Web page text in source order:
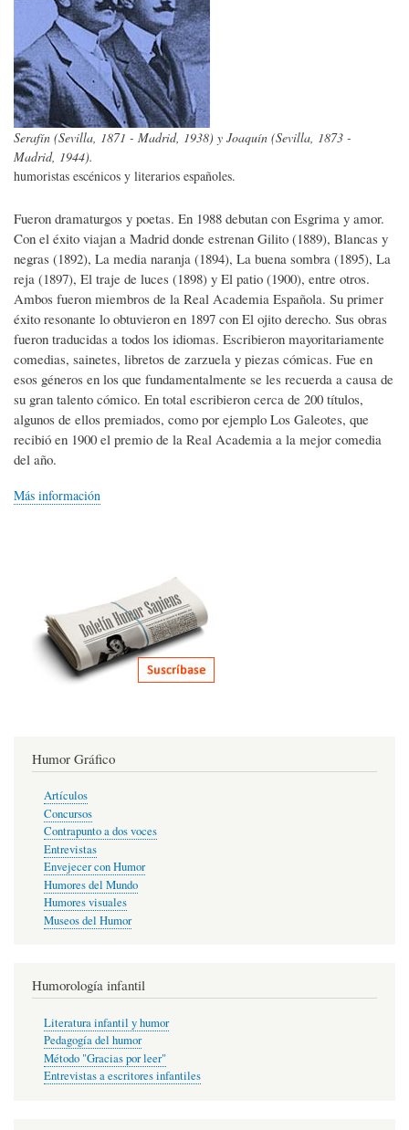
Serafín (Sevilla, 1871 - Madrid, 1938) y Joaquín (Sevilla, 1873 -
Madrid, 1944).
humoristas escénicos y literarios españoles.
Fueron dramaturgos y poetas. En 1988 debutan con Esgrima y amor.
Con el éxito viajan a Madrid donde estrenan Gilito (1889), Blancas y
negras (1892), La media naranja (1894), La buena sombra (1895), La
reja (1897), El traje de luces (1898) y El patio (1900), entre otros.
Ambos fueron miembros de la Real Academia Española. Su primer
éxito resonante lo obtuvieron en 1897 con El ojito derecho. Sus obras
fueron traducidas a todos los idiomas. Escribieron mayoritariamente
comedias, sainetes, libretos de zarzuela y piezas cómicas. Fue en
esos géneros en los que fundamentalmente se les recuerda a causa de
su gran talento cómico. En total escribieron cerca de 200 títulos,
algunos de ellos premiados, como por ejemplo Los Galeotes, que
recibió en 1900 el premio de la Real Academia a la mejor comedia
del año.
Más información
Humor Gráfico
Artículos
Concursos
Contrapunto a dos voces
Entrevistas
Envejecer con Humor
Humores del Mundo
Humores visuales
Museos del Humor
Humorología infantil
Literatura infantil y humor
Pedagogía del humor
Método "Gracias por leer"
Entrevistas a escritores infantiles